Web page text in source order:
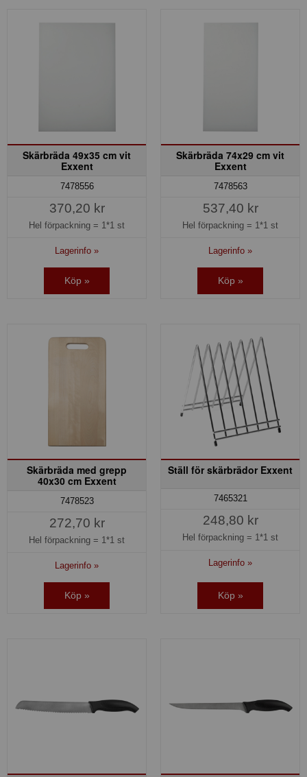
Skärbräda 49x35 cm vit
Exxent
7478556
370,20 kr
Hel förpackning = 1*1 st
Lagerinfo »
Köp »
Skärbräda 74x29 cm vit
Exxent
7478563
537,40 kr
Hel förpackning = 1*1 st
Lagerinfo »
Köp »
Skärbräda med grepp
40x30 cm Exxent
7478523
272,70 kr
Hel förpackning = 1*1 st
Lagerinfo »
Köp »
Ställ för skärbrädor Exxent
7465321
248,80 kr
Hel förpackning = 1*1 st
Lagerinfo »
Köp »